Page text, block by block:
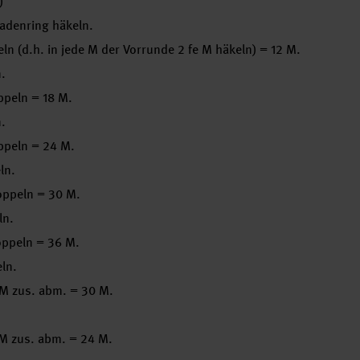
häkeln.
(d.h. in jede M der Vorrunde 2 fe M häkeln) = 12 M.
= 18 M.
= 24 M.
= 30 M.
= 36 M.
zus. abm. = 30 M.
zus. abm. = 24 M.